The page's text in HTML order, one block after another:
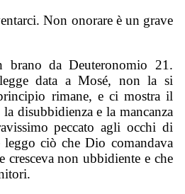
Non onorare è un grave
brano da Deuteronomio 21.
data a Mosé, non la si
rimane, e ci mostra il
disubbidienza e la mancanza
peccato agli occhi di
ciò che Dio comandava
non ubbidiente e che